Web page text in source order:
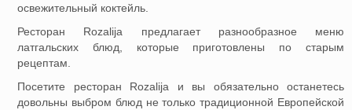
освежительный коктейль.
Ресторан Rozalija предлагает разнообразное меню
латгальских блюд, которые приготовлены по старым
рецептам.
Посетите ресторан Rozalija и вы обязательно останетесь
довольны выбром блюд не только традиционной Европейской